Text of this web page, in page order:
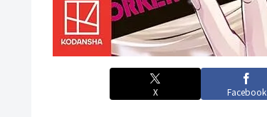
X Facebook